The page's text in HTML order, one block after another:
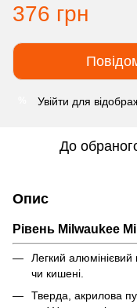
376 грн
Увійти для
До
Опис
Рівень Milwaukee
Легкий алюмінієвий
чи кишені.
Тверда, акрилова